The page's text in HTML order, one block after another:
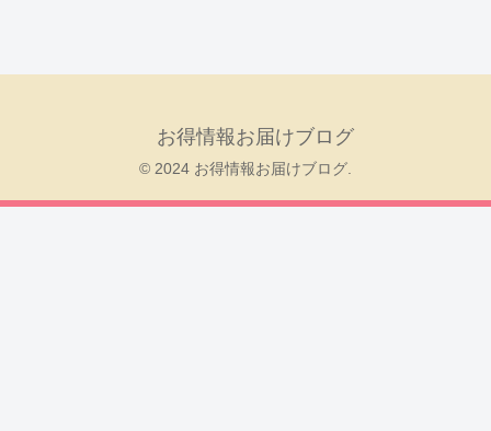
お得情報お届けブログ
© 2024 お得情報お届けブログ.